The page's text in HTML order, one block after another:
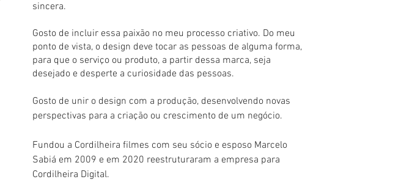
sincera.
Gosto de incluir essa paixão no meu processo criativo. Do meu
ponto de vista, o design deve tocar as pessoas de alguma forma,
para que o serviço ou produto, a partir dessa marca, seja
desejado e desperte a curiosidade das pessoas.
Gosto de unir o design com a produção, desenvolvendo novas
perspectivas para a criação ou crescimento de um negócio.
Fundou a Cordilheira filmes com seu sócio e esposo Marcelo
Sabiá em 2009 e em 2020 reestruturaram a empresa para
Cordilheira Digital.